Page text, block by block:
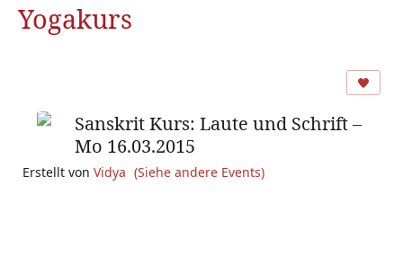
Yogakurs
Sanskrit Kurs: Laute und Schrift –
Mo 16.03.2015
Erstellt von Vidya (Siehe andere Events)